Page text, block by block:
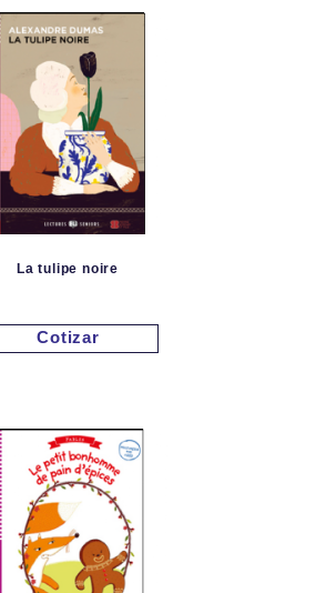
La tulipe noire
Cotizar